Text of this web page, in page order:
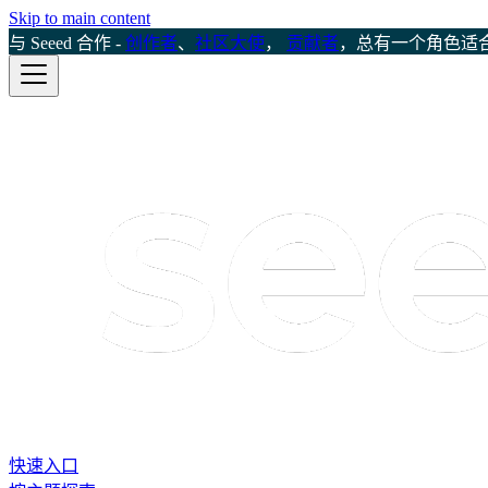
Skip to main content
与 Seeed 合作 - 创作者、 社区大使， 贡献者，总有一个角色适
快速入口